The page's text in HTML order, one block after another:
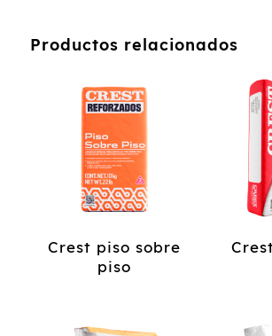
Productos relacionados
Crest piso sobre
piso